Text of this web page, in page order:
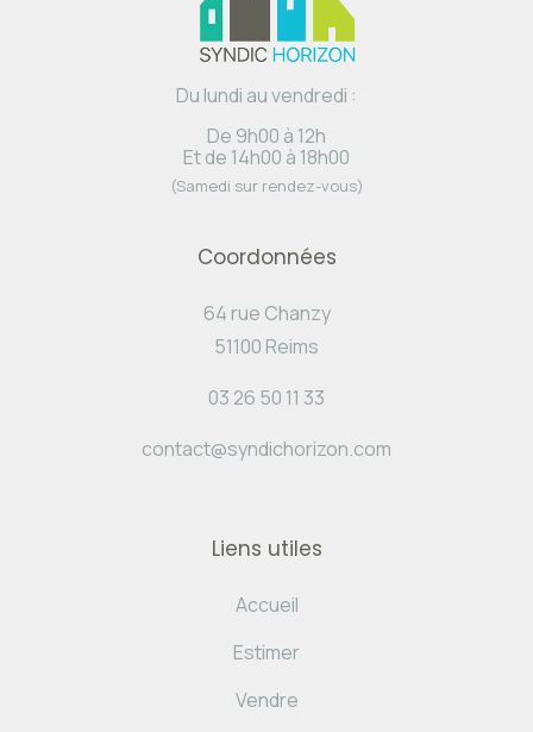
Du lundi au vendredi :
De 9h00 à 12h
Et de 14h00 à 18h00
(Samedi sur rendez-vous)
Coordonnées
64 rue Chanzy
51100 Reims
03 26 50 11 33
contact@syndichorizon.com
Liens utiles
Accueil
Estimer
Vendre